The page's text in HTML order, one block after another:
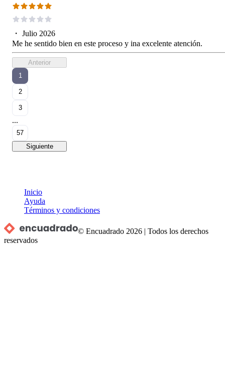
・ Julio 2026
Me he sentido bien en este proceso y ina excelente atención.
Anterior
1
2
3
...
57
Siguiente
Inicio
Ayuda
Términos y condiciones
© Encuadrado 2026 |Todos los derechos
reservados